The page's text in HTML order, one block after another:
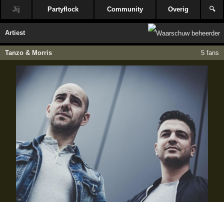
Jij Partyflock Community Overig 🔍
Artiest
Tanzo & Morris 5 fans